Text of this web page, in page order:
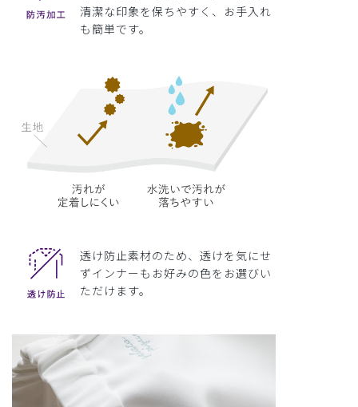
清潔な印象を保ちやすく、お手入れ
も簡単です。
透け防止素材のため、透けを気にせ
ずインナーもお好みの色をお選びい
ただけます。